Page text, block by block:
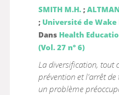
SMITH M.H.;
; Université de Wake
Dans Health
(Vol. 27 n° 6)
La diversification, tout
prévention et l'arrêt de
un problème